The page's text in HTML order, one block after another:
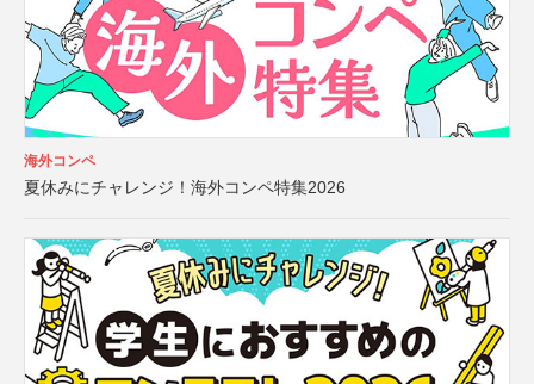
海外コンペ
夏休みにチャレンジ！海外コンペ特集2026